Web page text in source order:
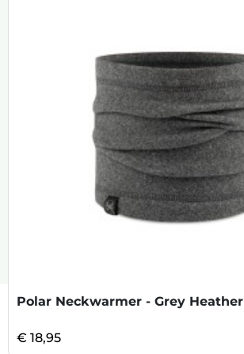
Polar Neckwarmer - Grey Heather
€ 18,95